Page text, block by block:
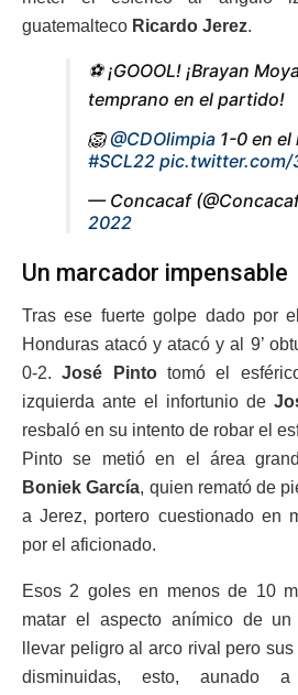
guatemalteco Ricardo Jerez.
⚽ ¡GOOOL! ¡Brayan
temprano en el partido!
🦁@CDOlimpia 1-0 en el
#SCL22
— Concacaf
2022
Un marcador impensable
Tras ese fuerte golpe dado por
Honduras atacó y atacó y al 9’
0-2.José Pintotomó el
izquierda ante el infortunio de
resbaló en su intento de robar el
Pinto se metió en el área
Boniek García, quien remató de
a Jerez, portero cuestionado en
por el aficionado.
Esos 2 goles en menos de 10
matar el aspecto anímico de
llevar peligro al arco rival pero
disminuidas, esto, aunado